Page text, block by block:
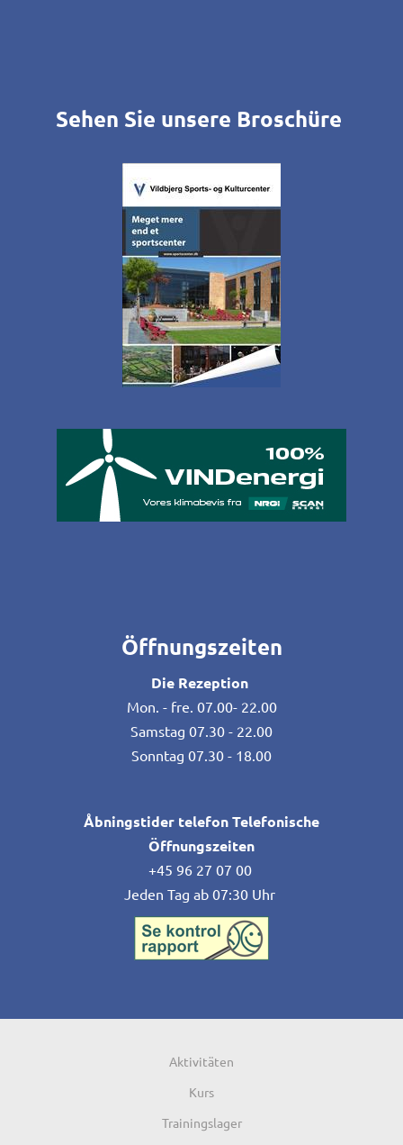
Sehen Sie unsere Broschüre
Öffnungszeiten
Die Rezeption
Mon. - fre. 07.00- 22.00
Samstag 07.30 - 22.00
Sonntag 07.30 - 18.00
Åbningstider telefon Telefonische
Öffnungszeiten
+45 96 27 07 00
Jeden Tag ab 07:30 Uhr
Aktivitäten
Kurs
Trainingslager